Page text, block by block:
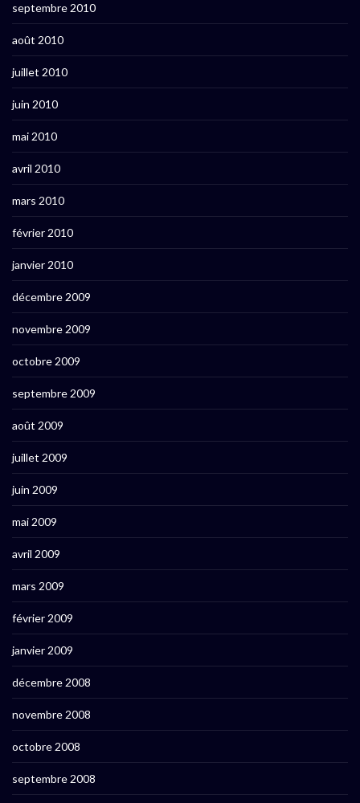
septembre 2010
août 2010
juillet 2010
juin 2010
mai 2010
avril 2010
mars 2010
février 2010
janvier 2010
décembre 2009
novembre 2009
octobre 2009
septembre 2009
août 2009
juillet 2009
juin 2009
mai 2009
avril 2009
mars 2009
février 2009
janvier 2009
décembre 2008
novembre 2008
octobre 2008
septembre 2008